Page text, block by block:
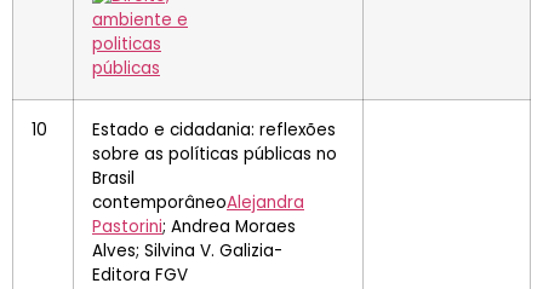
10
Estado e cidadania: reflexões
sobre as políticas públicas no
Brasil
contemporâneoAlejandra
Pastorini; Andrea Moraes
Alves; Silvina V. Galizia-
Editora FGV